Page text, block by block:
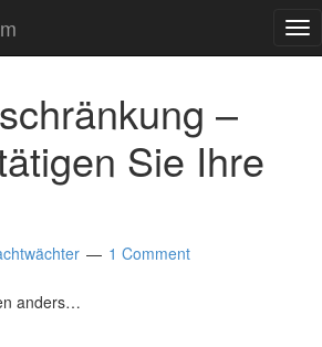
–
Sie Ihre
1 Comment
anders…